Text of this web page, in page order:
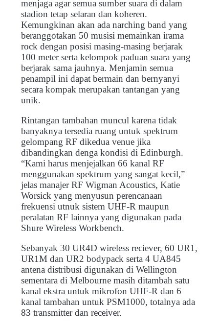
menjaga agar semua sumber suara di dalam
stadion tetap selaran dan koheren.
Kemungkinan akan ada narching band yang
beranggotakan 50 musisi memainkan irama
rock dengan posisi masing-masing berjarak
100 meter serta kelompok paduan suara yang
berjarak sama jauhnya. Menjamin semua
penampil ini dapat bermain dan bernyanyi
secara kompak merupakan tantangan yang
unik.
Rintangan tambahan muncul karena tidak
banyaknya tersedia ruang untuk spektrum
gelompang RF dikedua venue jika
dibandingkan denga kondisi di Edinburgh.
“Kami harus menjejalkan 66 kanal RF
menggunakan spektrum yang sangat kecil,”
jelas manajer RF Wigman Acoustics, Katie
Worsick yang menyusun perencanaan
frekuensi utnuk sistem UHF-R maupun
peralatan RF lainnya yang digunakan pada
Shure Wireless Workbench.
Sebanyak 30 UR4D wireless reciever, 60 UR1,
UR1M dan UR2 bodypack serta 4 UA845
antena distribusi digunakan di Wellington
sementara di Melbourne masih ditambah satu
kanal ekstra untuk mikrofon UHF-R dan 6
kanal tambahan untuk PSM1000, totalnya ada
83 transmitter dan receiver.